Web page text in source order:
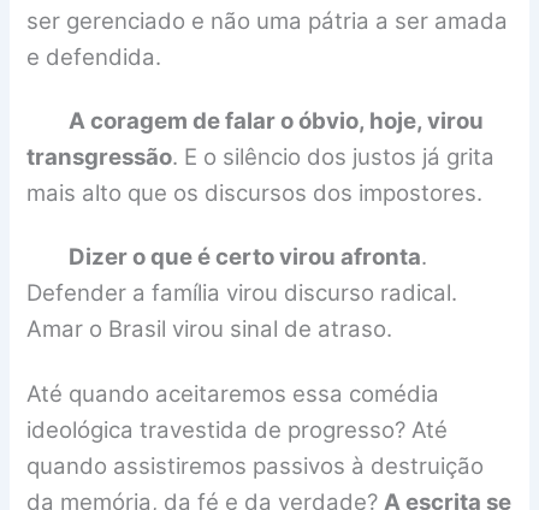
ser gerenciado e não uma pátria a ser amada
e defendida.
A coragem de falar o óbvio, hoje, virou
transgressão. E o silêncio dos justos já grita
mais alto que os discursos dos impostores.
Dizer o que é certo virou afronta.
Defender a família virou discurso radical.
Amar o Brasil virou sinal de atraso.
Até quando aceitaremos essa comédia
ideológica travestida de progresso? Até
quando assistiremos passivos à destruição
da memória, da fé e da verdade?A escrita se